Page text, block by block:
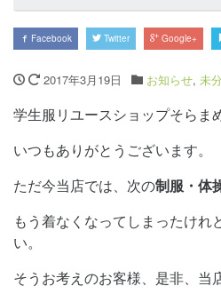
Facebook Twitter Google+
2017年3月19日 お知らせ, 未
学生服リユースショップそらま
いつもありがとうございます。
ただ今当店では、次の制服・体
もう着なくなってしまったけれ
い。
そうお考えのお客様、是非、当